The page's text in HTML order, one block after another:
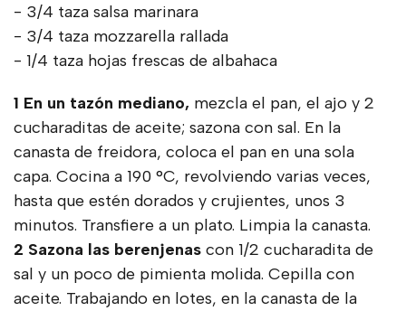
- 3/4 taza salsa marinara
- 3/4 taza mozzarella rallada
- 1/4 taza hojas frescas de albahaca
1 En un tazón mediano, mezcla el pan, el ajo y 2
cucharaditas de aceite; sazona con sal. En la
canasta de freidora, coloca el pan en una sola
capa. Cocina a 190 °C, revolviendo varias veces,
hasta que estén dorados y crujientes, unos 3
minutos. Transfiere a un plato. Limpia la canasta.
2 Sazona las berenjenas con 1/2 cucharadita de
sal y un poco de pimienta molida. Cepilla con
aceite. Trabajando en lotes, en la canasta de la